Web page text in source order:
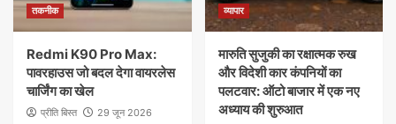
तकनीक
Redmi K90 Pro Max:
पावरहाउस जो बदल देगा वायरलेस
चार्जिंग का खेल
प्रीति बिस्त 29 जून 2026
व्यापार
मारुति सुजुकी का रक्षात्मक रुख
और विदेशी कार कंपनियों का
पलटवार: ऑटो बाजार में एक नए
अध्याय की शुरुआत